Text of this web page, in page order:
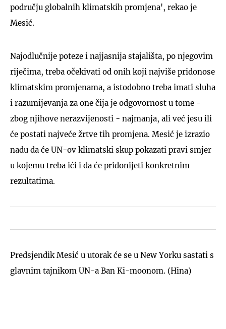
području globalnih klimatskih promjena', rekao je
Mesić.
Najodlučnije poteze i najjasnija stajališta, po njegovim
riječima, treba očekivati od onih koji najviše pridonose
klimatskim promjenama, a istodobno treba imati sluha
i razumijevanja za one čija je odgovornost u tome -
zbog njihove nerazvijenosti - najmanja, ali već jesu ili
će postati najveće žrtve tih promjena. Mesić je izrazio
nadu da će UN-ov klimatski skup pokazati pravi smjer
u kojemu treba ići i da će pridonijeti konkretnim
rezultatima.
Predsjendik Mesić u utorak će se u New Yorku sastati s
glavnim tajnikom UN-a Ban Ki-moonom. (Hina)